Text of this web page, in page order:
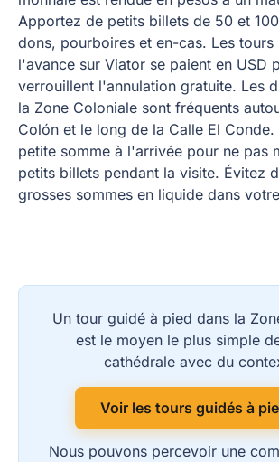
Apportez de petits billets de 50 et
dons, pourboires et en-cas. Les tours
l'avance sur Viator se paient en USD
verrouillent l'annulation gratuite. Les
la Zone Coloniale sont fréquents
Colón et le long de la Calle El Conde.
petite somme à l'arrivée pour ne pas
petits billets pendant la visite. Évitez
grosses sommes en liquide dans
Un tour guidé à pied dans la
est le moyen le plus simple
cathédrale avec du
Voir les tours guidés à
Nous pouvons percevoir une